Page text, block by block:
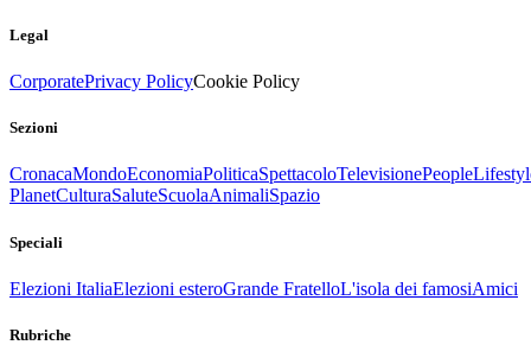
Legal
CorporatePrivacy PolicyCookie Policy
Sezioni
CronacaMondoEconomiaPoliticaSpettacoloTelevisionePeople
PlanetCulturaSaluteScuolaAnimaliSpazio
Speciali
Elezioni ItaliaElezioni esteroGrande FratelloL'isola dei famosiAmici
Rubriche